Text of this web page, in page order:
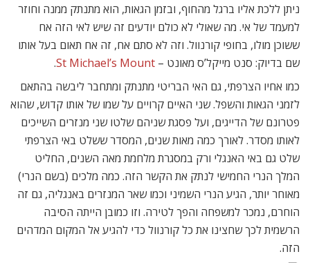
ניתן ללכת אליו ברגל מהחוף, ובזמן הגאות, הוא מתנתק ממנה וחוזר
למעמד של אי. מה שאולי לא כולם יודעים זה שיש לאי הזה אח
ששוכן מולו, בחופי קורנוול. וזה לא סתם אח, זה אח תאום בעל אותו
שם בדיוק: סנט מייקל’ס מאונט – St Michael’s Mount
.
כמו אחיו הצרפתי, גם האי הבריטי מתנתק ומתחבר ליבשה בהתאם
לזמני הגאות והשפל. שני האיים קרויים על שמו של אותו קדוש, שהוא
פטרונם של הדייגים, ועל פסגת שניהם שלטו שני מנזרים השייכים
לאותו מסדר. לאורך כמה מאות שנים, המסדר ששלט באי הצרפתי
שלט גם באי האנגלי ורק במסגרת מלחמת מאה השנים, החליט
המלך הנרי החמישי לנתק את הקשר הזה. כמה מלכים (בשם הנרי)
מאוחר יותר, הגיע הנרי השמיני וכמו שאר המנזרים באנגליה, גם זה
הוחרם, נמכר למשפחה והפך לטירה. וזו כמובן הייתה הסיבה
הרשמית לכך שחצינו את כל קורנוול כדי להגיע אל המקום המדהים
הזה.